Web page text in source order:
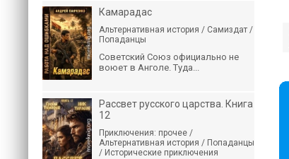
Камарадас
Альтернативная история / Самиздат /
Попаданцы
Советский Союз официально не
воюет в Анголе. Туда...
Рассвет русского царства. Книга
12
Приключения: прочее /
Альтернативная история / Попаданцы
/ Исторические приключения